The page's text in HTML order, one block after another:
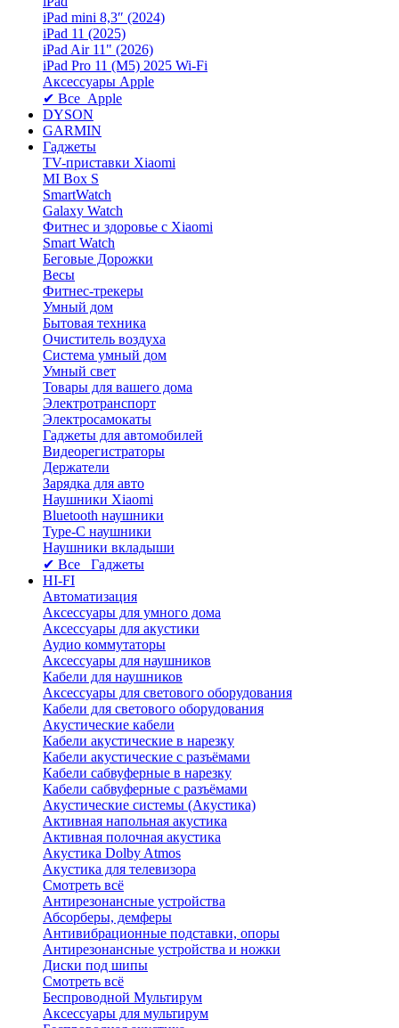
iPad mini 8,3″ (2024)
iPad 11 (2025)
iPad Air 11" (2026)
iPad Pro 11 (M5) 2025 Wi-Fi
Аксессуары Apple
✔ Все Apple
DYSON
GARMIN
Гаджеты
TV-приставки Xiaomi
MI Box S
SmartWatch
Galaxy Watch
Фитнес и здоровье с Xiaomi
Smart Watch
Беговые Дорожки
Весы
Фитнес-трекеры
Умный дом
Бытовая техника
Очиститель воздуха
Система умный дом
Умный свет
Товары для вашего дома
Электротранспорт
Электросамокаты
Гаджеты для автомобилей
Видеорегистраторы
Держатели
Зарядка для авто
Наушники Xiaomi
Bluetooth наушники
Type-C наушники
Наушники вкладыши
✔ Все Гаджеты
HI-FI
Автоматизация
Аксессуары для умного дома
Аксессуары для акустики
Аудио коммутаторы
Аксессуары для наушников
Кабели для наушников
Аксессуары для светового оборудования
Кабели для светового оборудования
Акустические кабели
Кабели акустические в нарезку
Кабели акустические с разъёмами
Кабели сабвуферные в нарезку
Кабели сабвуферные с разъёмами
Акустические системы (Акустика)
Активная напольная акустика
Активная полочная акустика
Акустика Dolby Atmos
Акустика для телевизора
Смотреть всё
Антирезонансные устройства
Абсорберы, демферы
Антивибрационные подставки, опоры
Антирезонансные устройства и ножки
Диски под шипы
Смотреть всё
Беспроводной Мультирум
Аксессуары для мультирум